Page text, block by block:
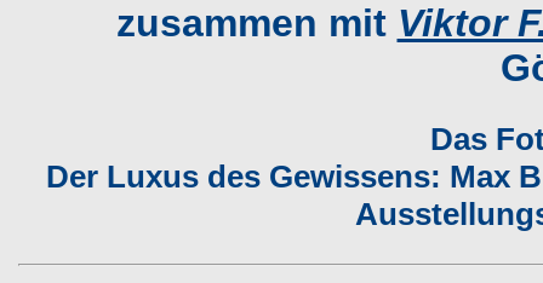
zusammen mit Viktor
Das
Der Luxus des Gewissens: Max